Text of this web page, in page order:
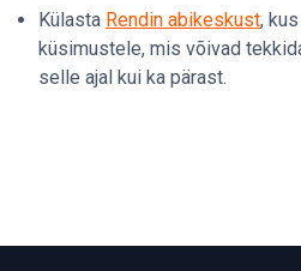
Külasta Rendin abikeskust,
küsimustele, mis võivad
selle ajal kui ka pärast.